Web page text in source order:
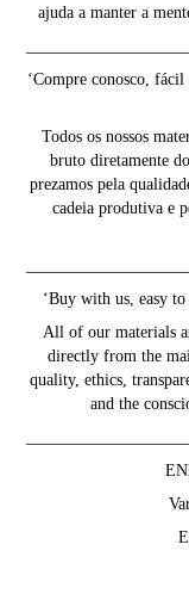
ajuda a manter a
‘Compre conosco,
Todos os nossos
bruto diretamente
prezamos pela
cadeia produtiva e
‘Buy with us, easy
All of our materials
directly from the
quality, ethics,
and the